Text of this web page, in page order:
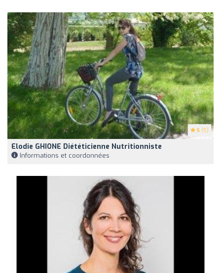
5 (5)
Elodie GHIONE Diététicienne Nutritionniste
Informations et coordonnées